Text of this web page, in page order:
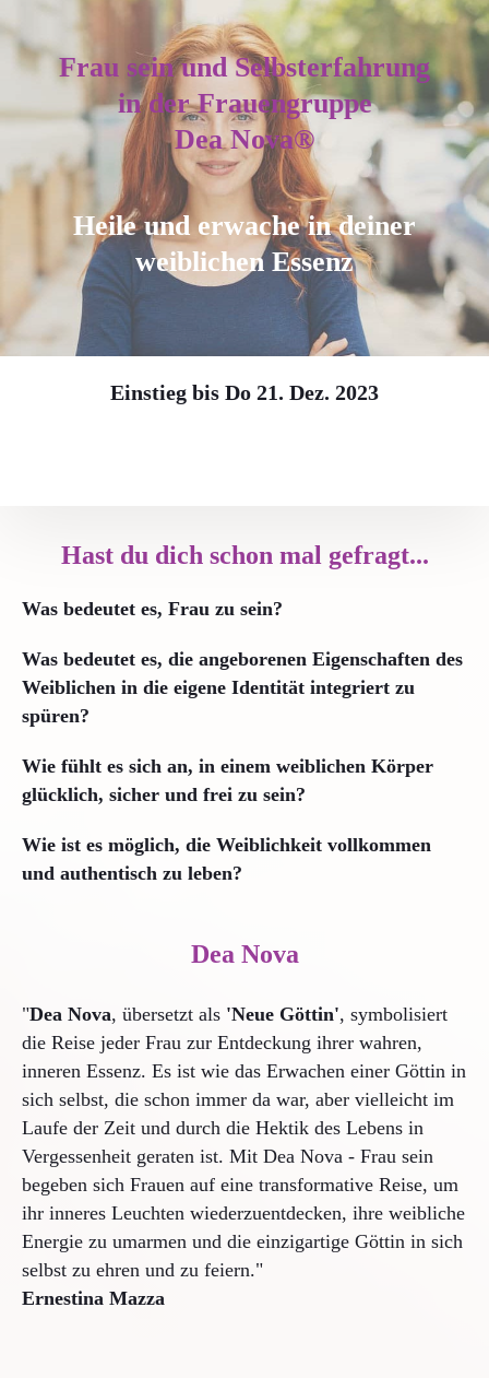
Frau sein und Selbsterfahrung
inderFrauengruppe
Dea Nova®
Heile und erwachein deiner
weiblichen Essenz
Einstieg bis Do 21. Dez. 2023
Hast du dich schon mal gefragt...
Was bedeutet es, Frau zu sein?
Was bedeutet es, die angeborenen Eigenschaften des
Weiblichen in die eigene Identität integriert zu
spüren?
Wie fühlt es sich an, in einem weiblichen Körper
glücklich, sicher und frei zu sein?
Wie ist es möglich, die Weiblichkeit vollkommen
und authentisch zu leben?
Dea Nova
"Dea Nova, übersetzt als 'Neue Göttin', symbolisiert
die Reise jeder Frau zur Entdeckung ihrer wahren,
inneren Essenz. Es ist wie das Erwachen einer Göttin in
sich selbst, die schon immer da war, aber vielleicht im
Laufe der Zeit und durch die Hektik des Lebens in
Vergessenheit geraten ist. Mit Dea Nova - Frau sein
begeben sich Frauen auf eine transformative Reise, um
ihr inneres Leuchten wiederzuentdecken, ihre weibliche
Energie zu umarmen und die einzigartige Göttin in sich
selbst zu ehren und zu feiern."
Ernestina Mazza